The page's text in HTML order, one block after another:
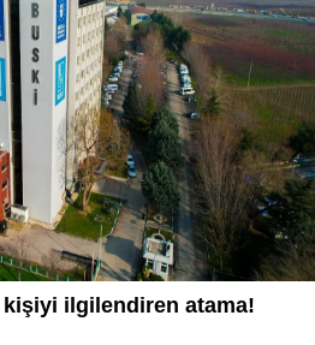
ilgilendiren atama!